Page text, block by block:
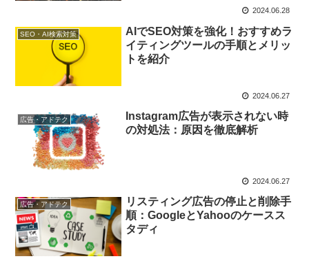
2024.06.28
SEO・AI検索対策
AIでSEO対策を強化！おすすめラ
イティングツールの手順とメリッ
トを紹介
2024.06.27
広告・アドテク
Instagram広告が表示されない時
の対処法：原因を徹底解析
2024.06.27
広告・アドテク
リスティング広告の停止と削除手
順：GoogleとYahooのケースス
タディ